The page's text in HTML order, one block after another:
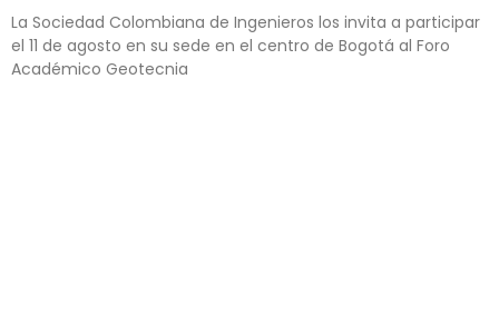
La Sociedad Colombiana de Ingenieros los invita a participar
el 11 de agosto en su sede en el centro de Bogotá al Foro
Académico Geotecnia